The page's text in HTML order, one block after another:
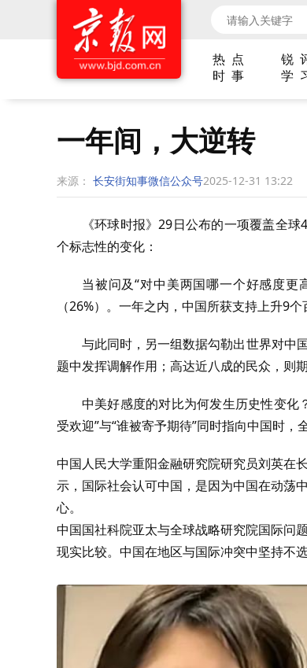
热 点 锐
时 事
学
一年间，大逆转
来源： 长安街知事微信公众号2025-12-31 13:22
《环球时报》29日公布的一项覆盖全
个标志性的变化：
当被问及“对中美两国哪一个好感度
（26%）。一年之内，中国所获支持上升9
与此同时，另一组数据勾勒出世界对中
题中发挥调解作用；高达近八成的民众，则
中美好感度的对比为何发生历史性变化
受欢迎”与“谁被寄予期待”同时指向中国时
中国人民大学重阳金融研究院研究员刘英在
示，国际社会认可中国，是因为中国在动荡
心。
中国国社科院亚太与全球战略研究院国际问
现实比较。中国在地区与国际冲突中坚持不